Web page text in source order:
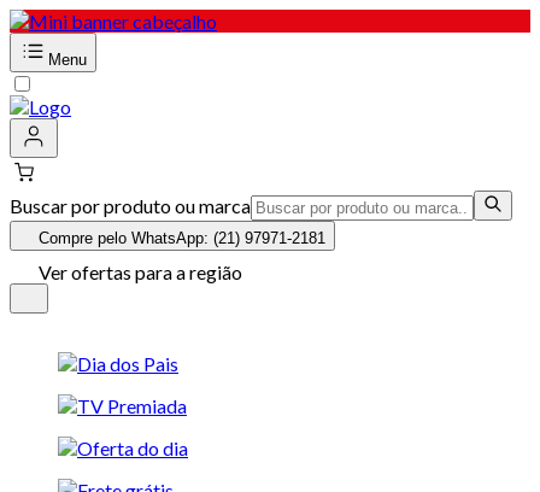
Menu
Buscar por produto ou marca
Compre pelo WhatsApp: (21) 97971-2181
Ver ofertas para a região